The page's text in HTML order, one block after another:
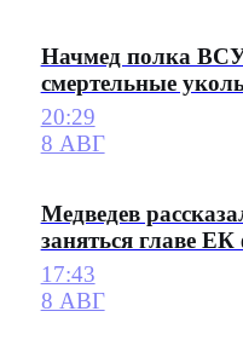
Начмед полка
смертельные
20:29
8 АВГ
Медведев
заняться главе
17:43
8 АВГ